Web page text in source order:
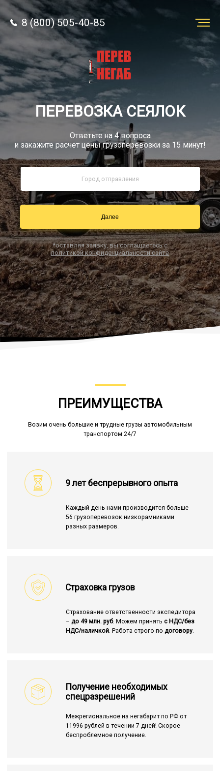
8 (800) 505-40-85
Звонок по России бесплатный
sale@simtruck-negabarit.ru
Заказать звонок
Заказать
перевозку
Грузы
8 (800) 505-40-85
ПЕРЕВОЗКА СЕЯЛОК
Ответьте на 4 вопроса
и закажите расчет цены грузоперевозки за 15 минут!
Далее
*оставляя заявку, вы соглашаетесь с
политикой конфиденциальности сайта
ПРЕИМУЩЕСТВА
Возим очень большие и трудные грузы автомобильным
транспортом 24/7
9 лет беспрерывного опыта
Каждый день нами производится больше
56 грузоперевозок низкорамниками
разных размеров.
Страховка грузов
Страхование ответственности экспедитора
– до 49 млн. руб. Можем принять с НДС/без
НДС/наличкой. Работа строго по договору.
Получение необходимых
спецразрешений
Межрегиональное на негабарит по РФ от
11996 рублей в течении 7 дней! Скорое
беспроблемное получение.